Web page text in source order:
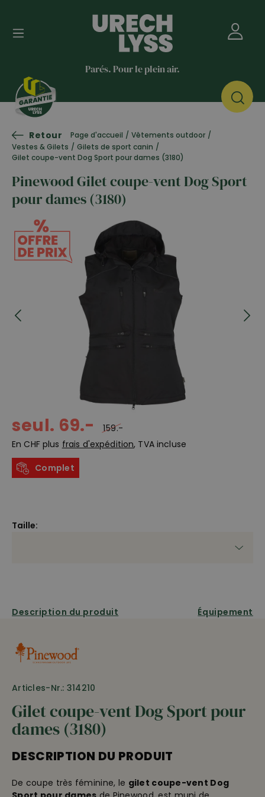
Parés. Pour le plein air.
Retour Page d'accueil / Vêtements outdoor /
Vestes & Gilets / Gilets de sport canin /
Gilet coupe-vent Dog Sport pour dames (3180)
Pinewood Gilet coupe-vent Dog Sport
pour dames (3180)
seul. 69.-
159.-
En CHF plus frais d'expédition, TVA incluse
Complet
Taille:
Description du produit Équipement
Articles-Nr.: 314210
Gilet coupe-vent Dog Sport pour
dames (3180)
DESCRIPTION DU PRODUIT
De coupe très féminine, le gilet coupe-vent Dog